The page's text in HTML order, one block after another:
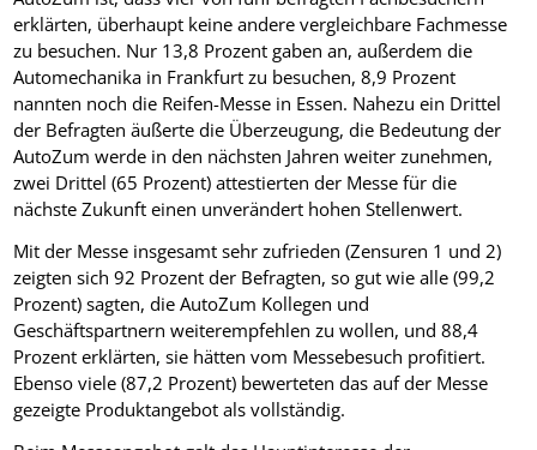
erklärten, überhaupt keine andere vergleichbare Fachmesse
zu besuchen. Nur 13,8 Prozent gaben an, außerdem die
Automechanika in Frankfurt zu besuchen, 8,9 Prozent
nannten noch die Reifen-Messe in Essen. Nahezu ein Drittel
der Befragten äußerte die Überzeugung, die Bedeutung der
AutoZum werde in den nächsten Jahren weiter zunehmen,
zwei Drittel (65 Prozent) attestierten der Messe für die
nächste Zukunft einen unverändert hohen Stellenwert.
Mit der Messe insgesamt sehr zufrieden (Zensuren 1 und 2)
zeigten sich 92 Prozent der Befragten, so gut wie alle (99,2
Prozent) sagten, die AutoZum Kollegen und
Geschäftspartnern weiterempfehlen zu wollen, und 88,4
Prozent erklärten, sie hätten vom Messebesuch profitiert.
Ebenso viele (87,2 Prozent) bewerteten das auf der Messe
gezeigte Produktangebot als vollständig.